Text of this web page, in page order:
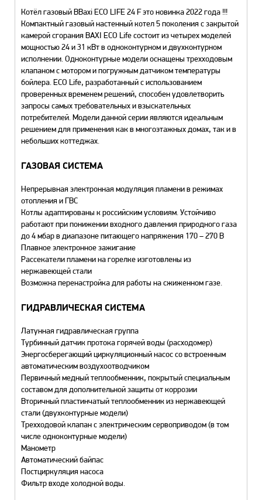
Котёл газовый BBaxi ECO LIFE 24 F это новинка 2022 года !!!
Компактный газовый настенный котел 5 поколения с закрытой
камерой сгорания BAXI ECO Life состоит из четырех моделей
мощностью 24 и 31 кВт в одноконтурном и двухконтурном
исполнении. Одноконтурные модели оснащены трехходовым
клапаном с мотором и погружным датчиком температуры
бойлера. ECO Life, разработанный с использованием
проверенных временем решений, способен удовлетворить
запросы самых требовательных и взыскательных
потребителей. Модели данной серии являются идеальным
решением для применения как в многоэтажных домах, так и в
небольших коттеджах.
ГАЗОВАЯ СИСТЕМА
Непрерывная электронная модуляция пламени в режимах
отопления и ГВС
Котлы адаптированы к российским условиям. Устойчиво
работают при понижении входного давления природного газа
до 4 мбар в диапазоне питающего напряжения 170 – 270 В
Плавное электронное зажигание
Рассекатели пламени на горелке изготовлены из
нержавеющей стали
Возможна перенастройка для работы на сжиженном газе.
ГИДРАВЛИЧЕСКАЯ СИСТЕМА
Латунная гидравлическая группа
Турбинный датчик протока горячей воды (расходомер)
Энергосберегающий циркуляционный насос со встроенным
автоматическим воздухоотводчиком
Первичный медный теплообменник, покрытый специальным
составом для дополнительной защиты от коррозии
Вторичный пластинчатый теплообменник из нержавеющей
стали (двухконтурные модели)
Трехходовой клапан с электрическим сервоприводом (в том
числе одноконтурные модели)
Манометр
Автоматический байпас
Постциркуляция насоса
Фильтр входе холодной воды.